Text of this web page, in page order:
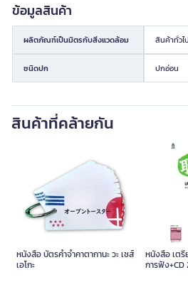
ข้อมูลสินค้า
ผลิตภัณฑ์เป็นมิตรกับสิ่งแวดล้อม สินค้าทั่วไ
ชนิดปก ปกอ่อน
สินค้าที่คล้ายกัน
หนังสือ บัตรคำจำคาตากานะ วะ เซส์
เอโกะ
หนังสือ เต
การฟัง+CD